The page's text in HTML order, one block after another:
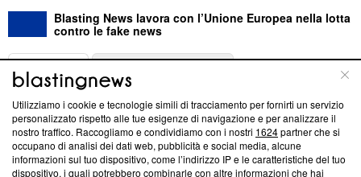
Blasting News lavora con l’Unione Europea nella lotta
contro le fake news
ABOUT
Questa sezione offre informazioni trasparenti su Blasting
News, sui nostri processi editoriali e su come ci impegniamo a
creare news di qualità. Inoltre, afferma la nostra aderenza a
‘Trust Project - News with Integrity’Blasting News non è
Utilizziamo i cookie e tecnologie simili di tracciamento per fornirti un servizio
personalizzato rispetto alle tue esigenze di navigazione e per analizzare il
nostro traffico. Raccogliamo e condividiamo con i nostri 1624partner che si
occupano di analisi dei dati web, pubblicità e social media, alcune
informazioni sul tuo dispositivo, come l’indirizzo IP e le caratteristiche del tuo
dispositivo, i quali potrebbero combinarle con altre informazioni che hai